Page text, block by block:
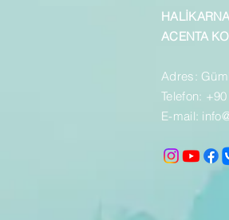
ACENTA
Adres:
Telefon:
E-mail: